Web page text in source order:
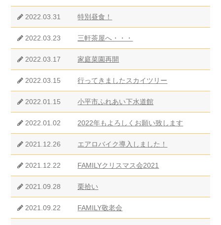
2022.03.31 特別昼食！
2022.03.23 三軒茶屋へ・・・
2022.03.17 家庭菜園再開
2022.03.15 行ってきましたスカイツリー
2022.01.15 小平市ふれあい下水道館
2022.01.02 2022年もよろしくお願い致します
2021.12.26 エアロバイク導入しました！
2021.12.22 FAMILYクリスマス会2021
2021.09.28 栗拾い
2021.09.22 FAMILY敬老会